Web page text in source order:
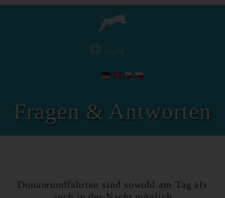
HILFE
Fragen & Antworten
Donaurundfahrten sind sowohl am Tag als